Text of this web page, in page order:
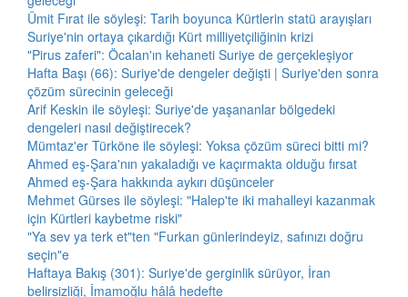
Ümit Fırat ile söyleşi: Tarih boyunca Kürtlerin statü arayışları
Suriye'nin ortaya çıkardığı Kürt milliyetçiliğinin krizi
"Pirus zaferi": Öcalan'ın kehaneti Suriye de gerçekleşiyor
Hafta Başı (66): Suriye'de dengeler değişti | Suriye'den sonra
çözüm sürecinin geleceği
Arif Keskin ile söyleşi: Suriye'de yaşananlar bölgedeki
dengeleri nasıl değiştirecek?
Mümtaz'er Türköne ile söyleşi: Yoksa çözüm süreci bitti mi?
Ahmed eş-Şara'nın yakaladığı ve kaçırmakta olduğu fırsat
Ahmed eş-Şara hakkında aykırı düşünceler
Mehmet Gürses ile söyleşi: "Halep'te iki mahalleyi kazanmak
için Kürtleri kaybetme riski"
"Ya sev ya terk et"ten "Furkan günlerindeyiz, safınızı doğru
seçin"e
Haftaya Bakış (301): Suriye'de gerginlik sürüyor, İran
belirsizliği, İmamoğlu hâlâ hedefte